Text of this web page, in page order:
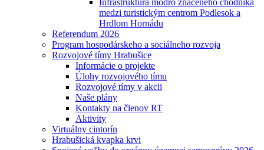
Infraštruktúra modro značeného chodníka
medzi turistickým centrom Podlesok a
Hrdlom Hornádu
Referendum 2026
Program hospodárskeho a sociálneho rozvoja
Rozvojové tímy Hrabušice
Informácie o projekte
Úlohy rozvojového tímu
Rozvojové tímy v akcii
Naše plány
Kontakty na členov RT
Aktivity
Virtuálny cintorín
Hrabušická kvapka krvi